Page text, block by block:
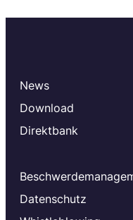
News
Download
Direktbank
Datenschutz